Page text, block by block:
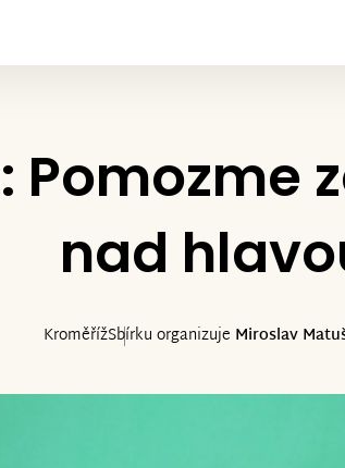
Pomozme
nad
KroměřížSbírku organizuje Miroslav